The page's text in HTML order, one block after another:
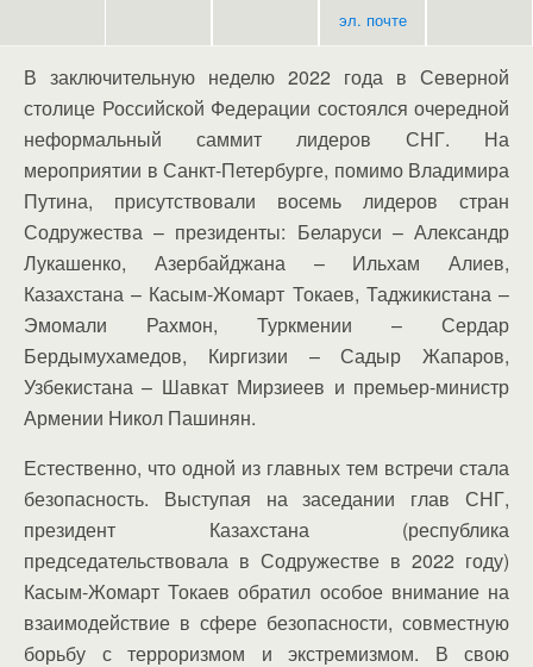
эл. почте
В заключительную неделю 2022 года в Северной
столице Российской Федерации состоялся очередной
неформальный саммит лидеров СНГ. На
мероприятии в Санкт-Петербурге, помимо Владимира
Путина, присутствовали восемь лидеров стран
Содружества – президенты: Беларуси – Александр
Лукашенко, Азербайджана – Ильхам Алиев,
Казахстана – Касым-Жомарт Токаев, Таджикистана –
Эмомали Рахмон, Туркмении – Сердар
Бердымухамедов, Киргизии – Садыр Жапаров,
Узбекистана – Шавкат Мирзиеев и премьер-министр
Армении Никол Пашинян.
Естественно, что одной из главных тем встречи стала
безопасность. Выступая на заседании глав СНГ,
президент Казахстана (республика
председательствовала в Содружестве в 2022 году)
Касым-Жомарт Токаев обратил особое внимание на
взаимодействие в сфере безопасности, совместную
борьбу с терроризмом и экстремизмом. В свою